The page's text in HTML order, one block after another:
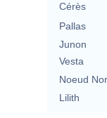
Cérès
Pallas
Junon
Vesta
Noeud
Lilith